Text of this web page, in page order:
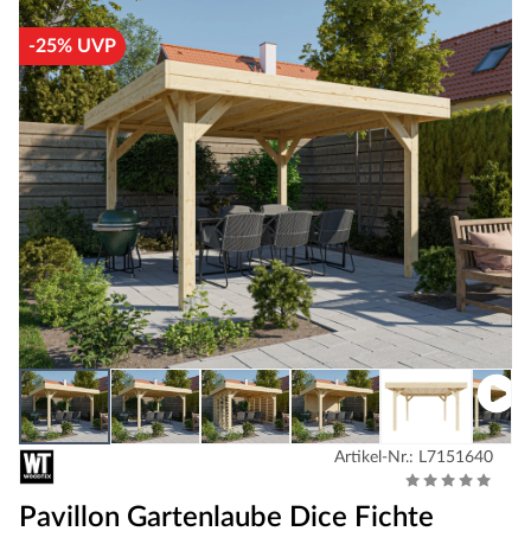
-25% UVP
Artikel-Nr.: L7151640
Pavillon Gartenlaube Dice Fichte